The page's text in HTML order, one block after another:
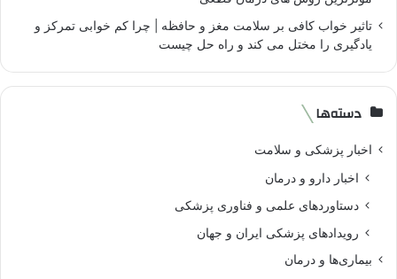
تاثیر خواب کافی بر سلامت مغز و حافظه | چرا کم خوابی تمرکز و
یادگیری را مختل می کند و راه حل چیست
دسته‌ها
اخبار پزشکی و سلامت
اخبار دارو و درمان
دستاوردهای علمی و فناوری پزشکی
رویدادهای پزشکی ایران و جهان
بیماری‌ها و درمان